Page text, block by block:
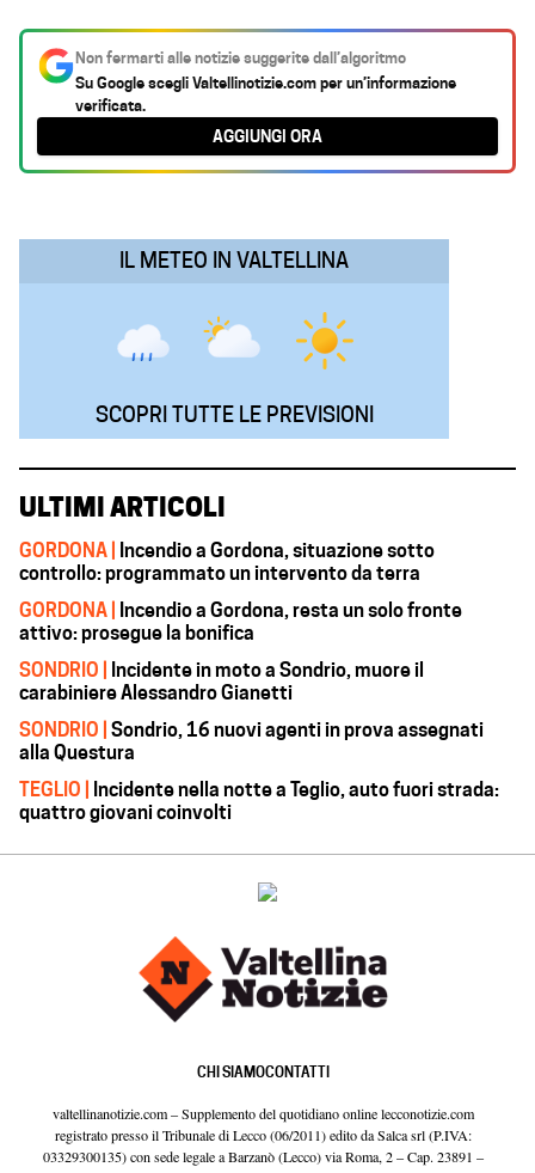
c
e
b
o
t
s
A
k
e
d
e
g
r
a
i
l
Non fermarti alle notizie suggerite dall’algoritmo
Su Google scegliValtellinotizie.comper un’informazione
verificata.
AGGIUNGI ORA
IL METEO IN VALTELLINA
SCOPRI TUTTE LE PREVISIONI
ULTIMI ARTICOLI
GORDONA | Incendio a Gordona, situazione sotto
controllo: programmato un intervento da terra
GORDONA | Incendio a Gordona, resta un solo fronte
attivo: prosegue la bonifica
SONDRIO | Incidente in moto a Sondrio, muore il
carabiniere Alessandro Gianetti
SONDRIO | Sondrio, 16 nuovi agenti in prova assegnati
alla Questura
TEGLIO | Incidente nella notte a Teglio, auto fuori strada:
quattro giovani coinvolti
CHI SIAMOCONTATTI
valtellinanotizie.com – Supplemento del quotidiano online lecconotizie.com
registrato presso il Tribunale di Lecco (06/2011) edito da Salca srl (P.IVA:
03329300135) con sede legale a Barzanò (Lecco) via Roma, 2 – Cap. 23891 –